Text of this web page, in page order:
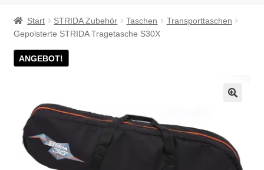
Katalog
Account & Support
Warenkorb
Start STRIDA Zubehör Taschen
Transporttaschen
Gepolsterte STRIDA Tragetasche S30X
ANGEBOT!